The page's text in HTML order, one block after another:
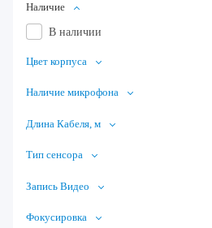
Наличие
В наличии
Цвет корпуса
Наличие микрофона
Длина Кабеля, м
Тип сенсора
Запись Видео
Фокусировка